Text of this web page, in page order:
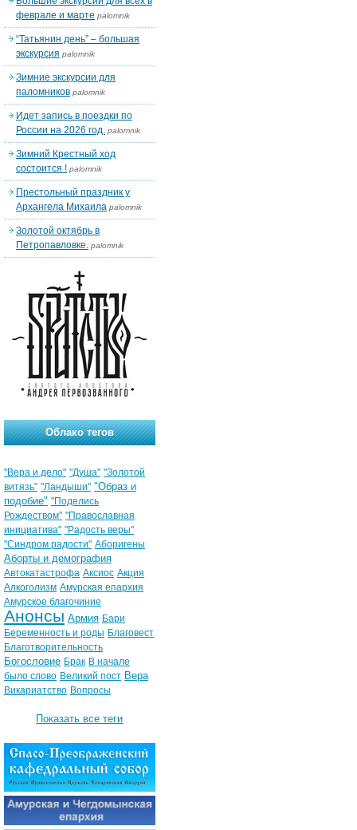
феврале и марте palomnik
“Татьянин день” – большая
экскурсия palomnik
Зимние экскурсии для
паломников palomnik
Идет запись в поездки по
России на 2026 год. palomnik
Зимний Крестный ход
состоится ! palomnik
Престольный праздник у
Архангела Михаила palomnik
Золотой октябрь в
Петропавловке. palomnik
Облако тегов
"Вера и дело" "Душа" "Золотой
витязь" "Ландыши" "Образ и
подобие" "Поделись
Рождеством" "Православная
инициатива" "Радость веры"
"Синдром радости" Аборигены
Аборты и демография
Автокатастрофа Аксиос Акция
Алкоголизм Амурская епархия
Амурское благочиние
Анонсы Армия Бари
Беременность и роды Благовест
Благотворительность
Богословие Брак В начале
было слово Великий пост Вера
Викариатство Вопросы
Показать все теги